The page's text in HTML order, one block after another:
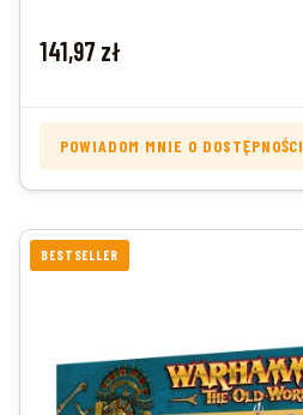
Cena
141,97 zł
POWIADOM MNIE O DOSTĘPNOŚCI
BESTSELLER